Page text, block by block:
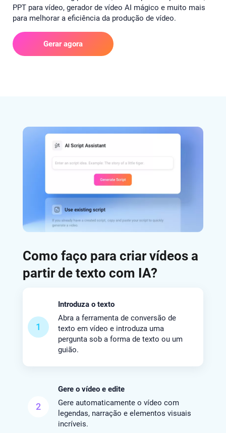
PPT para vídeo, gerador de vídeo AI mágico e muito mais
para melhorar a eficiência da produção de vídeo.
Gerar agora
Como faço para criar vídeos a
partir de texto com IA?
1
Introduza o texto
Abra a ferramenta de conversão de
texto em vídeo e introduza uma
pergunta sob a forma de texto ou um
guião.
2
Gere o vídeo e edite
Gere automaticamente o vídeo com
legendas, narração e elementos visuais
incríveis.